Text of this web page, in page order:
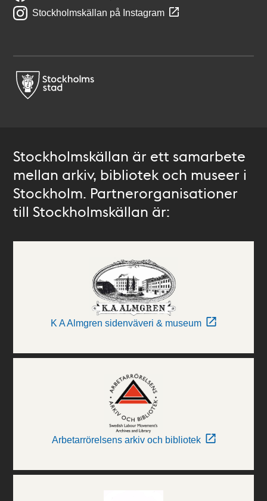
Stockholmskällan på Instagram
Stockholmskällan är ett samarbete
mellan arkiv, bibliotek och museer i
Stockholm. Partnerorganisationer
till Stockholmskällan är:
K A Almgren sidenväveri & museum
Arbetarrörelsens arkiv och bibliotek